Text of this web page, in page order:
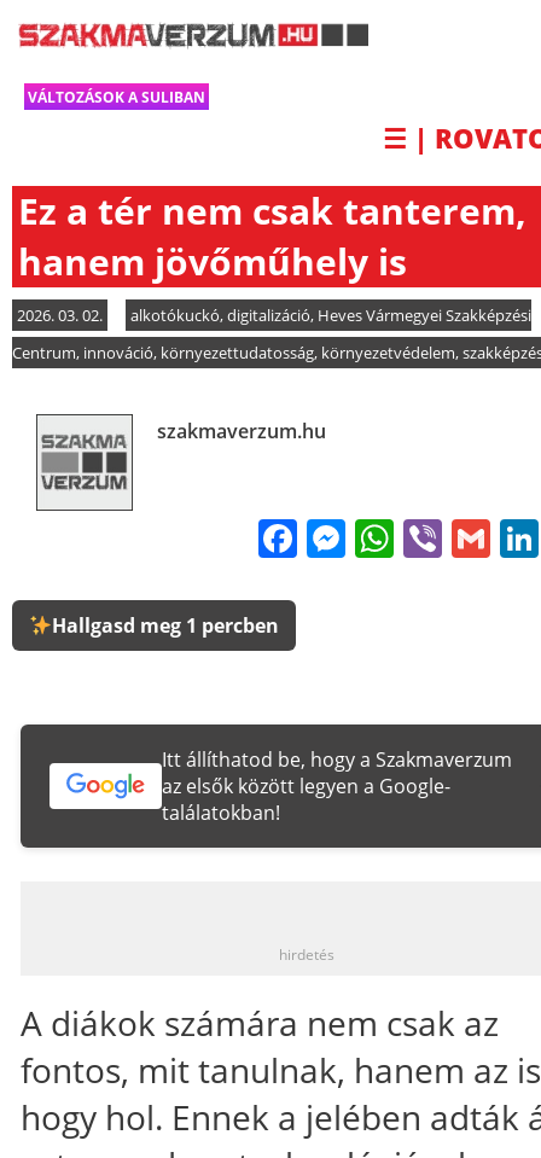
VÁLTOZÁSOK A SULIBAN
☰ |
Ez a tér nem csak tanterem,
hanem jövőműhely is
2026. 03. 02. alkotókuckó,digitalizáció, Heves Vármegyei Szakképzési
Centrum, innováció, környezettudatosság, környezetvédelem,
szakmaverzum.hu
FacebookViber
Hallgasd meg 1 percben
Itt állíthatod be, hogy a Szakmaverzum
az elsők között legyen a Google-
találatokban!
hirdetés
A diákok számára nem csak az
fontos, mit tanulnak, hanem az
hogy hol. Ennek a jelében adták